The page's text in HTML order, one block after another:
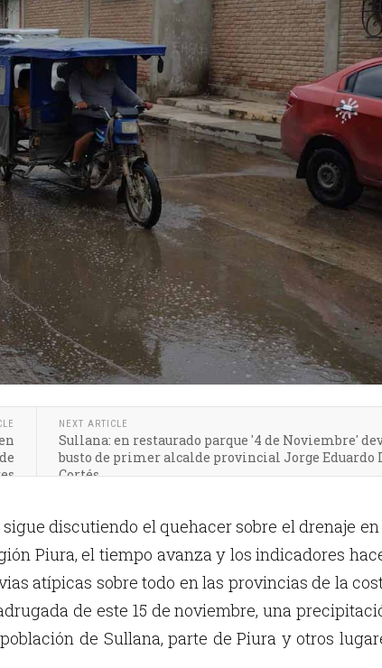
NEXT ARTICLE
Sullana: en restaurado parque '4 de Noviembre'
busto de primer alcalde provincial Jorge Eduardo
Cortés
discutiendo el quehacer sobre el drenaje en
Piura, el tiempo avanza y los indicadores
atípicas sobre todo en las provincias de la
de este 15 de noviembre, una
de Sullana, parte de Piura y otros